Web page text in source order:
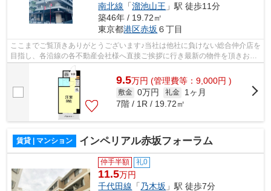
南北線 「溜池山王 」駅 徒歩11分
築46年 / 19.72㎡
東京都港区赤坂 ６丁目
ここまでご覧頂きありがとうございます♪当社は他社に負けない総合仲介店を
目指し、各沿線の各不動産会社様へ直接ご挨拶に行き最新の物件を頂きお客
様へ提供しております！最新の情報は...
9.5万円 (管理費等：9,000円 )
敷金 0万円 礼金
1ヶ月
7階 / 1R / 19.72㎡
賃貸 | マンション インペリアル赤坂フォーラム
仲手半額 礼0
11.5万円
千代田線 「乃木坂 」駅 徒歩7分